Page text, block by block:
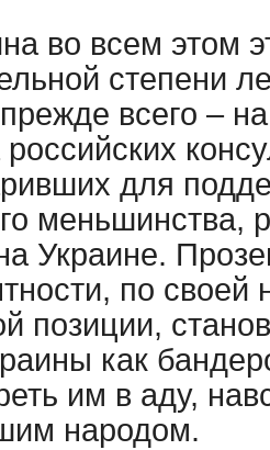
во всем этом
степени
всего –
для
меньшинства,
Украине.
по своей
позиции,
как
им в аду,
народом.